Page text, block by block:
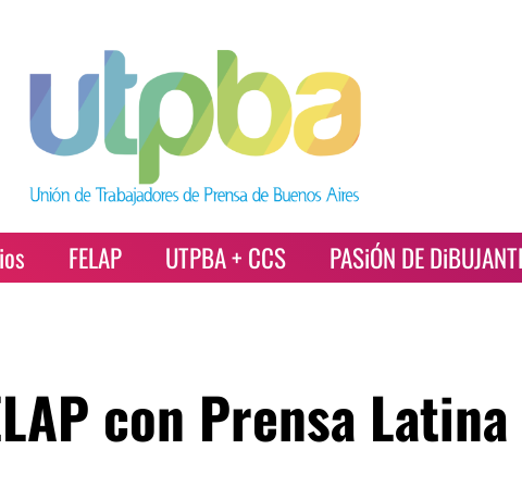
FELAP UTPBA + CCS PASiÓN DE
con Prensa Latina